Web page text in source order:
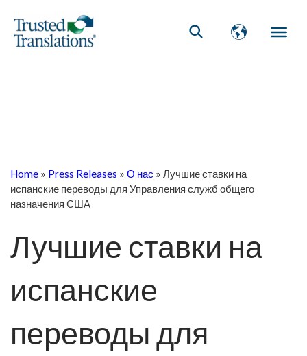
Home » Press Releases » О нас » Лучшие ставки на
испанские переводы для Управления служб общего
назначения США
Лучшие ставки на
испанские
переводы для